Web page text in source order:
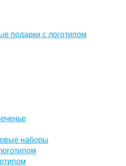
подарки с логотипом
наборы